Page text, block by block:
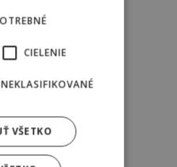
Garden resort
497
Mikuláš
republika
CIELENIE
NEKLASIFIKOVANÉ
VŠETKO